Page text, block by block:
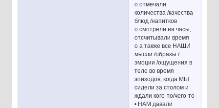
o отмечали
количества /качества
блюд /напитков
o смотрели на часы,
отсчитывали время
o а также все НАШИ
мысли /образы /
эмоции /ощущения в
теле во время
эпизодов, когда МЫ
сидели за столом и
ждали кого-то/чего-то
• НАМ давали